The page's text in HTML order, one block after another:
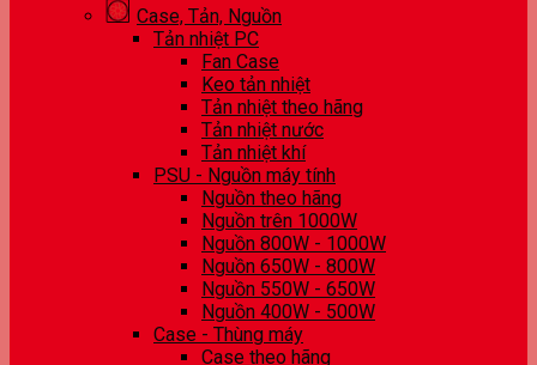
Case, Tản, Nguồn
Tản nhiệt PC
Fan Case
Keo tản nhiệt
Tản nhiệt theo hãng
Tản nhiệt nước
Tản nhiệt khí
PSU - Nguồn máy tính
Nguồn theo hãng
Nguồn trên 1000W
Nguồn 800W - 1000W
Nguồn 650W - 800W
Nguồn 550W - 650W
Nguồn 400W - 500W
Case - Thùng máy
Case theo hãng